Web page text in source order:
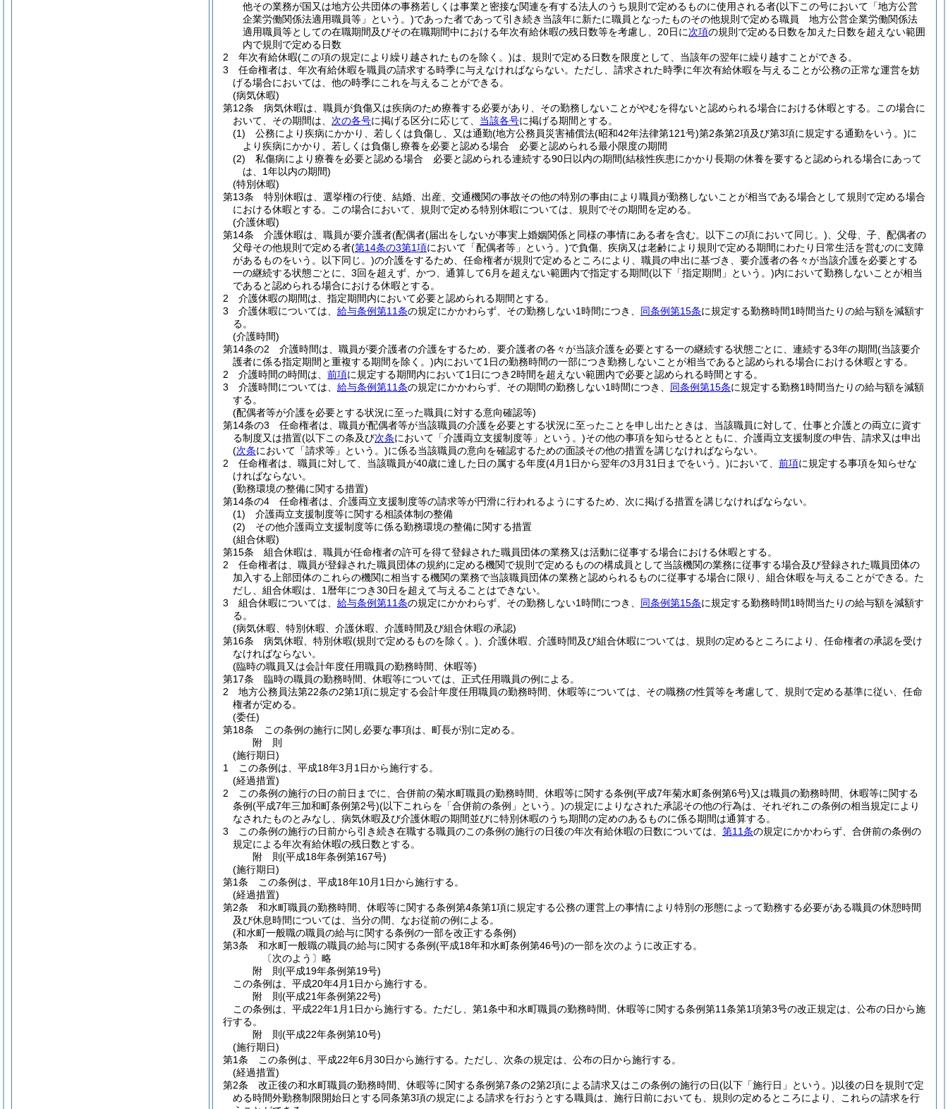
他その業務が国又は地方公共団体の事務若しくは事業と密接な関連を有する法人のうち規則で定めるものに使用される者(以下この号において「地方公営
企業労働関係法適用職員等」という。)であった者であって引き続き当該年に新たに職員となったものその他規則で定める職員 地方公営企業労働関係法
適用職員等としての在職期間及びその在職期間中における年次有給休暇の残日数等を考慮し、20日に次項の規則で定める日数を加えた日数を超えない範囲
内で規則で定める日数
2
年次有給休暇(この項の規定により繰り越されたものを除く。)は、規則で定める日数を限度として、当該年の翌年に繰り越すことができる。
3
任命権者は、年次有給休暇を職員の請求する時季に与えなければならない。 ただし、請求された時季に年次有給休暇を与えることが公務の正常な運営を妨
げる場合においては、他の時季にこれを与えることができる。
(病気休暇)
第12条
病気休暇は、職員が負傷又は疾病のため療養する必要があり、その勤務しないことがやむを得ないと認められる場合における休暇とする。
この場合に
おいて、その期間は、 次の各号に掲げる区分に応じて、 当該各号に掲げる期間とする。
(1)
公務により疾病にかかり、若しくは負傷し、又は通勤(地方公務員災害補償法(昭和42年法律第121号)第2条第2項及び第3項に規定する通勤をいう。)に
より疾病にかかり、若しくは負傷し療養を必要と認める場合 必要と認められる最小限度の期間
(2)
私傷病により療養を必要と認める場合 必要と認められる連続する90日以内の期間(結核性疾患にかかり長期の休養を要すると認められる場合にあって
は、1年以内の期間)
(特別休暇)
第13条
特別休暇は、選挙権の行使、結婚、出産、交通機関の事故その他の特別の事由により職員が勤務しないことが相当である場合として規則で定める場合
における休暇とする。
この場合において、規則で定める特別休暇については、規則でその期間を定める。
(介護休暇)
第14条
介護休暇は、職員が要介護者(配偶者(届出をしないが事実上婚姻関係と同様の事情にある者を含む。以下この項において同じ。) 、父母、子、配偶者の
父母その他規則で定める者(第14条の3第1項において「配偶者等」という。)で負傷、疾病又は老齢により規則で定める期間にわたり日常生活を営むのに支障
があるものをいう。以下同じ。)の介護をするため、任命権者が規則で定めるところにより、職員の申出に基づき、要介護者の各々が当該介護を必要とする
一の継続する状態ごとに、3回を超えず、かつ、通算して6月を超えない範囲内で指定する期間(以下「指定期間」という。)内において勤務しないことが相当
であると認められる場合における休暇とする。
2
介護休暇の期間は、指定期間内において必要と認められる期間とする。
3
介護休暇については、 給与条例第11条の規定にかかわらず、その勤務しない1時間につき、 同条例第15条に規定する勤務時間1時間当たりの給与額を減額す
る。
(介護時間)
第14条の2
介護時間は、職員が要介護者の介護をするため、要介護者の各々が当該介護を必要とする一の継続する状態ごとに、連続する3年の期間(当該要介
護者に係る指定期間と重複する期間を除く。)内において1日の勤務時間の一部につき勤務しないことが相当であると認められる場合における休暇とする。
2
介護時間の時間は、 前項に規定する期間内において1日につき2時間を超えない範囲内で必要と認められる時間とする。
3
介護時間については、 給与条例第11条の規定にかかわらず、その期間の勤務しない1時間につき、 同条例第15条に規定する勤務1時間当たりの給与額を減額
する。
(配偶者等が介護を必要とする状況に至った職員に対する意向確認等)
第14条の3
任命権者は、職員が配偶者等が当該職員の介護を必要とする状況に至ったことを申し出たときは、当該職員に対して、仕事と介護との両立に資す
る制度又は措置(以下この条及び次条において「介護両立支援制度等」という。)その他の事項を知らせるとともに、介護両立支援制度の申告、請求又は申出
(次条において「請求等」という。)に係る当該職員の意向を確認するための面談その他の措置を講じなければならない。
2
任命権者は、職員に対して、当該職員が40歳に達した日の属する年度(4月1日から翌年の3月31日までをいう。)において、 前項に規定する事項を知らせな
ければならない。
(勤務環境の整備に関する措置)
第14条の4
任命権者は、介護両立支援制度等の請求等が円滑に行われるようにするため、次に掲げる措置を講じなければならない。
(1)
介護両立支援制度等に関する相談体制の整備
(2)
その他介護両立支援制度等に係る勤務環境の整備に関する措置
(組合休暇)
第15条
組合休暇は、職員が任命権者の許可を得て登録された職員団体の業務又は活動に従事する場合における休暇とする。
2
任命権者は、職員が登録された職員団体の規約に定める機関で規則で定めるものの構成員として当該機関の業務に従事する場合及び登録された職員団体の
加入する上部団体のこれらの機関に相当する機関の業務で当該職員団体の業務と認められるものに従事する場合に限り、組合休暇を与えることができる。 た
だし、組合休暇は、1暦年につき30日を超えて与えることはできない。
3
組合休暇については、 給与条例第11条の規定にかかわらず、その勤務しない1時間につき、 同条例第15条に規定する勤務時間1時間当たりの給与額を減額す
る。
(病気休暇、特別休暇、介護休暇、介護時間及び組合休暇の承認)
第16条
病気休暇、特別休暇(規則で定めるものを除く。) 、介護休暇、介護時間及び組合休暇については、規則の定めるところにより、任命権者の承認を受け
なければならない。
(臨時の職員又は会計年度任用職員の勤務時間、休暇等)
第17条
臨時の職員の勤務時間、休暇等については、正式任用職員の例による。
2
地方公務員法第22条の2第1項に規定する会計年度任用職員の勤務時間、休暇等については、その職務の性質等を考慮して、規則で定める基準に従い、任命
権者が定める。
(委任)
第18条
この条例の施行に関し必要な事項は、町長が別に定める。
附 則
(施行期日)
1
この条例は、平成18年3月1日から施行する。
(経過措置)
2
この条例の施行の日の前日までに、合併前の菊水町職員の勤務時間、休暇等に関する条例(平成7年菊水町条例第6号)又は職員の勤務時間、休暇等に関する
条例(平成7年三加和町条例第2号)(以下これらを「合併前の条例」という。)の規定によりなされた承認その他の行為は、それぞれこの条例の相当規定により
なされたものとみなし、病気休暇及び介護休暇の期間並びに特別休暇のうち期間の定めのあるものに係る期間は通算する。
3
この条例の施行の日前から引き続き在職する職員のこの条例の施行の日後の年次有給休暇の日数については、 第11条の規定にかかわらず、合併前の条例の
規定による年次有給休暇の残日数とする。
附 則(平成18年条例第167号)
(施行期日)
第1条
この条例は、平成18年10月1日から施行する。
(経過措置)
第2条
和水町職員の勤務時間、休暇等に関する条例第4条第1項に規定する公務の運営上の事情により特別の形態によって勤務する必要がある職員の休憩時間
及び休息時間については、当分の間、なお従前の例による。
(和水町一般職の職員の給与に関する条例の一部を改正する条例)
第3条
和水町一般職の職員の給与に関する条例(平成18年和水町条例第46号)の一部を次のように改正する。
〔次のよう〕略
附 則(平成19年条例第19号)
この条例は、平成20年4月1日から施行する。
附 則(平成21年条例第22号)
この条例は、平成22年1月1日から施行する。 ただし、第1条中和水町職員の勤務時間、休暇等に関する条例第11条第1項第3号の改正規定は、公布の日から施
行する。
附 則(平成22年条例第10号)
(施行期日)
第1条
この条例は、平成22年6月30日から施行する。 ただし、次条の規定は、公布の日から施行する。
(経過措置)
第2条
改正後の和水町職員の勤務時間、休暇等に関する条例第7条の2第2項による請求又はこの条例の施行の日(以下「施行日」という。)以後の日を規則で定
める時間外勤務制限開始日とする同条第3項の規定による請求を行おうとする職員は、施行日前においても、規則の定めるところにより、これらの請求を行